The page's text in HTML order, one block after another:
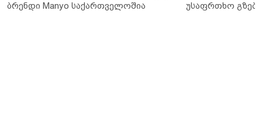
ბრენდი Manyo საქართველოშია
უსაფრთხო გზები